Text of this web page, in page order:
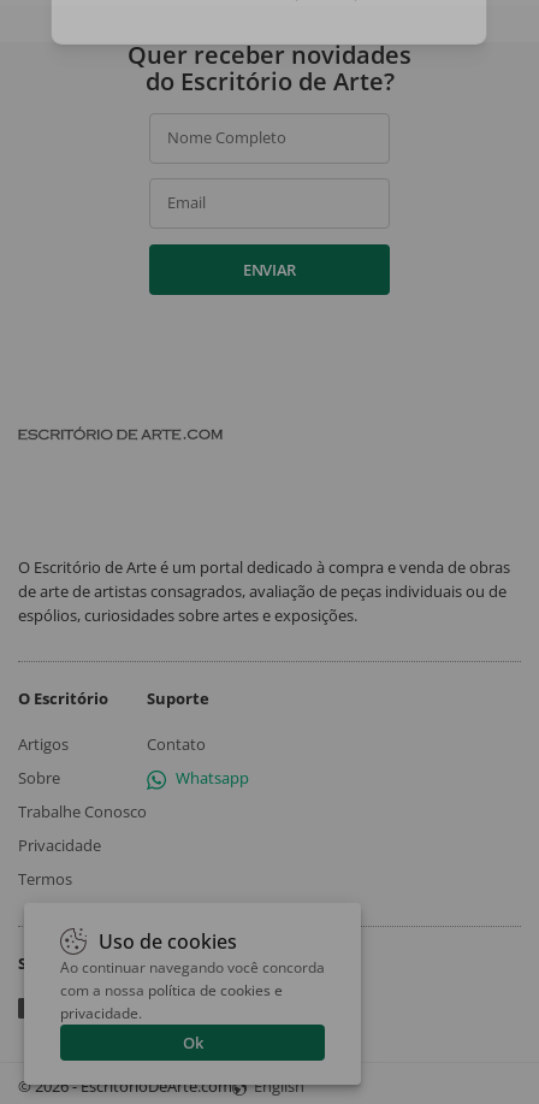
Quer receber novidades
do Escritório de Arte?
Nome Completo
Email
ENVIAR
O Escritório de Arte é um portal dedicado à compra e venda de obras
de arte de artistas consagrados, avaliação de peças individuais ou de
espólios, curiosidades sobre artes e exposições.
O Escritório
Artigos
Sobre
Trabalhe Conosco
Privacidade
Termos
Suporte
Contato
Whatsapp
Siga
© 2026 - EscritorioDeArte.com English
Uso de cookies
Ao continuar navegando você concorda
com a nossa política de cookies e
privacidade.
Ok